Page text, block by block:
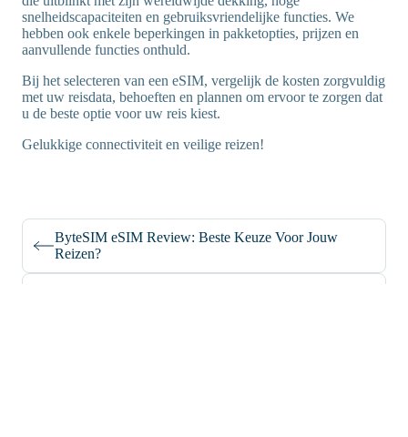
snelheidscapaciteiten en gebruiksvriendelijke functies. We
hebben ook enkele beperkingen in pakketopties, prijzen en
aanvullende functies onthuld.
Bij het selecteren van een eSIM, vergelijk de kosten zorgvuldig
met uw reisdata, behoeften en plannen om ervoor te zorgen dat
u de beste optie voor uw reis kiest.
Gelukkige connectiviteit en veilige reizen!
ByteSIM eSIM Review: Beste Keuze Voor Jouw
Reizen?